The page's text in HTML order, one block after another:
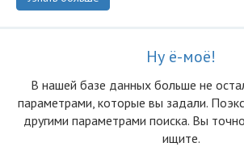
Ну ё-моё!
В нашей базе данных больше не
параметрами, которые вы задали.
другими параметрами поиска. Вы
ищите.